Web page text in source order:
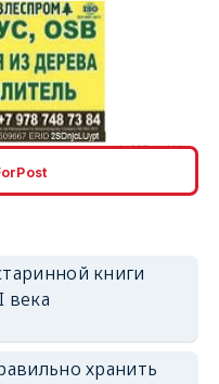
erid: 2SDnjdPjgYS
книги
века
хранить